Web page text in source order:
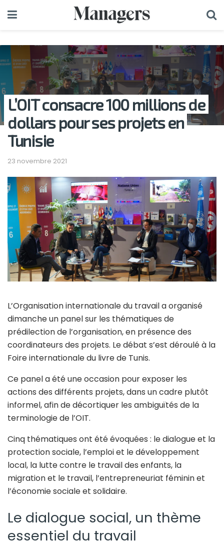
L’OIT consacre 100 millions de
dollars pour ses projets en
Tunisie
23 novembre 2021
L’Organisation internationale du travail a organisé
dimanche un panel sur les thématiques de
prédilection de l’organisation, en présence des
coordinateurs des projets. Le débat s’est déroulé à la
Foire internationale du livre de Tunis.
Ce panel a été une occasion pour exposer les
actions des différents projets, dans un cadre plutôt
informel, afin de décortiquer les ambiguïtés de la
terminologie de l’OIT.
Cinq thématiques ont été évoquées : le dialogue et la
protection sociale, l’emploi et le développement
local, la lutte contre le travail des enfants, la
migration et le travail, l’entrepreneuriat féminin et
l’économie sociale et solidaire.
Le dialogue social, un thème
essentiel du travail